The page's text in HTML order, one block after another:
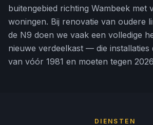
buitengebied richting Wambeek met
woningen. Bij renovatie van oudere
de N9 doen we vaak een volledige
nieuwe verdeelkast — die installaties
van vóór 1981 en moeten tegen
DIENSTEN